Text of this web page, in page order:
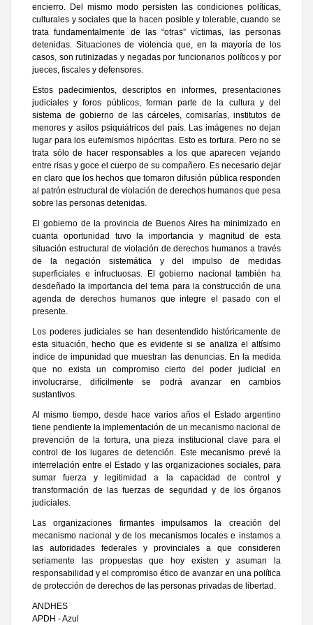
encierro. Del mismo modo persisten las condiciones políticas,
culturales y sociales que la hacen posible y tolerable, cuando se
trata fundamentalmente de las “otras” víctimas, las personas
detenidas. Situaciones de violencia que, en la mayoría de los
casos, son rutinizadas y negadas por funcionarios políticos y por
jueces, fiscales y defensores.
Estos padecimientos, descriptos en informes, presentaciones
judiciales y foros públicos, forman parte de la cultura y del
sistema de gobierno de las cárceles, comisarías, institutos de
menores y asilos psiquiátricos del país. Las imágenes no dejan
lugar para los eufemismos hipócritas. Esto es tortura. Pero no se
trata sólo de hacer responsables a los que aparecen vejando
entre risas y goce el cuerpo de su compañero. Es necesario dejar
en claro que los hechos que tomaron difusión pública responden
al patrón estructural de violación de derechos humanos que pesa
sobre las personas detenidas.
El gobierno de la provincia de Buenos Aires ha minimizado en
cuanta oportunidad tuvo la importancia y magnitud de esta
situación estructural de violación de derechos humanos a través
de la negación sistemática y del impulso de medidas
superficiales e infructuosas. El gobierno nacional también ha
desdeñado la importancia del tema para la construcción de una
agenda de derechos humanos que integre el pasado con el
presente.
Los poderes judiciales se han desentendido históricamente de
esta situación, hecho que es evidente si se analiza el altísimo
índice de impunidad que muestran las denuncias. En la medida
que no exista un compromiso cierto del poder judicial en
involucrarse, difícilmente se podrá avanzar en cambios
sustantivos.
Al mismo tiempo, desde hace varios años el Estado argentino
tiene pendiente la implementación de un mecanismo nacional de
prevención de la tortura, una pieza institucional clave para el
control de los lugares de detención. Este mecanismo prevé la
interrelación entre el Estado y las organizaciones sociales, para
sumar fuerza y legitimidad a la capacidad de control y
transformación de las fuerzas de seguridad y de los órganos
judiciales.
Las organizaciones firmantes impulsamos la creación del
mecanismo nacional y de los mecanismos locales e instamos a
las autoridades federales y provinciales a que consideren
seriamente las propuestas que hoy existen y asuman la
responsabilidad y el compromiso ético de avanzar en una política
de protección de derechos de las personas privadas de libertad.
ANDHES
APDH - Azul